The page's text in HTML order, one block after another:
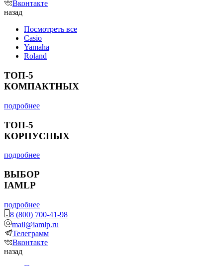
Вконтакте
назад
Посмотреть все
Casio
Yamaha
Roland
ТОП-5
КОМПАКТНЫХ
подробнее
ТОП-5
КОРПУСНЫХ
подробнее
ВЫБОР
IAMLP
подробнее
8 (800) 700-41-98
mail@iamlp.ru
Телеграмм
Вконтакте
назад